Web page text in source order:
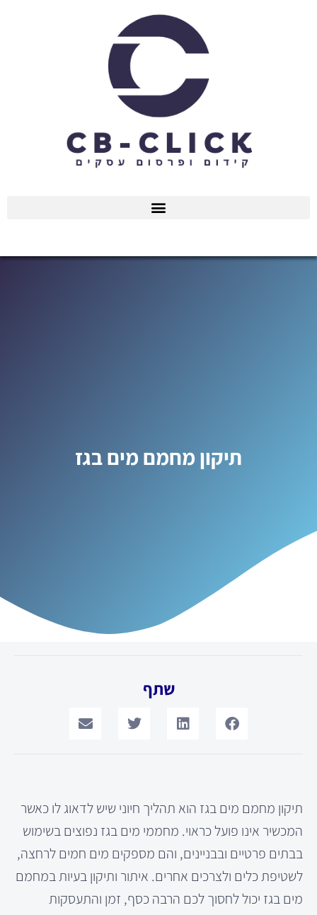
תיקון מחמם מים בגז
שתף
תיקון מחמם מים בגז הוא תהליך חיוני שיש לדאוג לו כאשר
המכשיר אינו פועל כראוי. מחממי מים בגז נפוצים בשימוש
בבתים פרטיים ובבניינים, והם מספקים מים חמים לרחצה,
לשטיפת כלים ולצרכים אחרים. איתור ותיקון בעיות במחמם
מים בגז יכול לחסוך לכם הרבה כסף, זמן והתעסקות